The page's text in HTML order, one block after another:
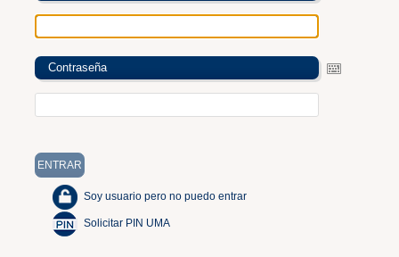
Contraseña
Soy usuario pero no puedo entrar
Solicitar PIN UMA